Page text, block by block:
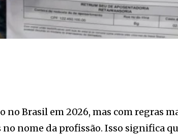
Brasil em 2026, mas com regras
no nome da profissão. Isso significa